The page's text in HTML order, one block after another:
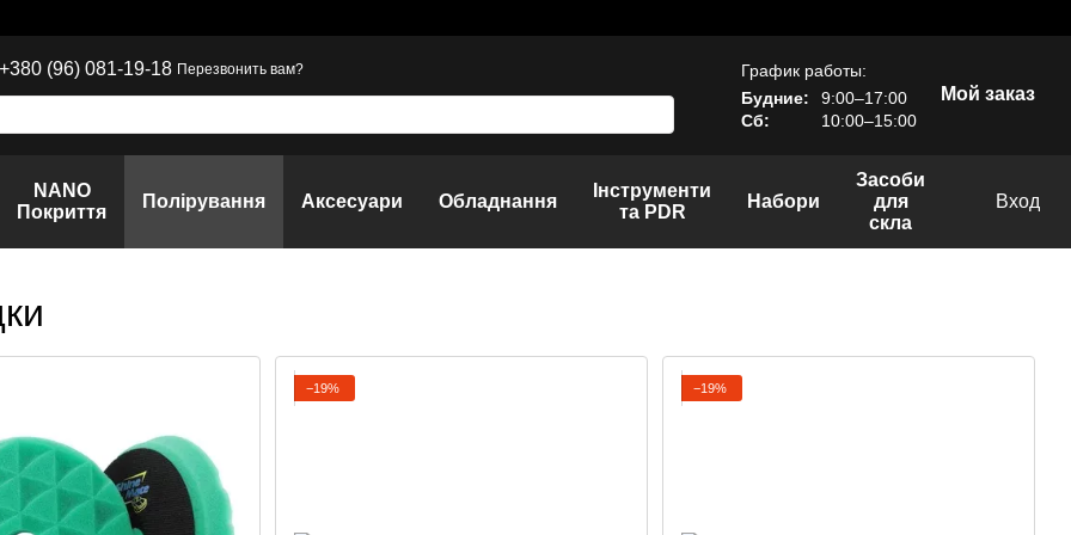
+380 (96) 081-19-18 Перезвонить вам?
График работы:
Будние:
9:00–17:00
Сб:
10:00–15:00
Мой заказ
NANO
Покриття
Полірування Аксесуари Обладнання
Інструменти
та PDR
Набори
Засоби
для
скла
Вход
−19% −19%